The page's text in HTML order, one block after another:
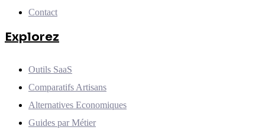
Contact
Explorez
Outils SaaS
Comparatifs Artisans
Alternatives Economiques
Guides par Métier